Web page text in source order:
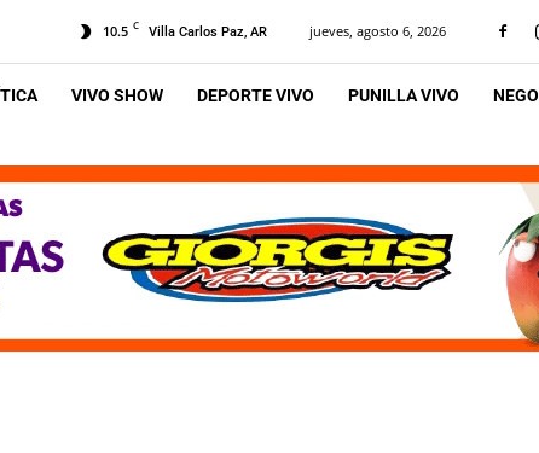
10.5 C Villa Carlos Paz, AR jueves, agosto 6, 2026
VIVO SHOW DEPORTE VIVO PUNILLA VIVO